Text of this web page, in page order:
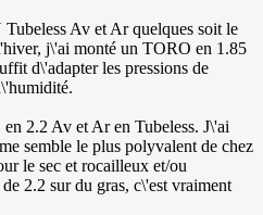
Av et Ar quelques soit le
j\'ai monté un TORO en 1.85
d\'adapter les pressions de
2.2 Av et Ar en Tubeless. J\'ai
semble le plus polyvalent de chez
le sec et rocailleux et/ou
2.2 sur du gras, c\'est vraiment